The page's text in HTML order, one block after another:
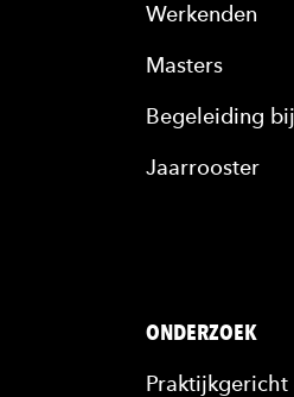
Werkenden
Masters
Begeleiding
Jaarrooster
ONDERZOEK
Praktijkgericht